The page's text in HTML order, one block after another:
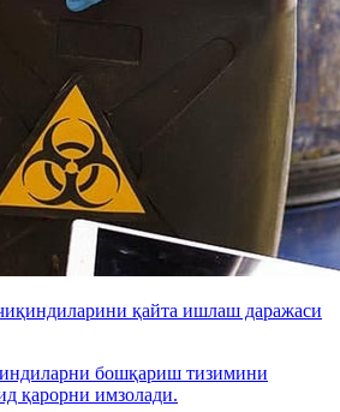
қайта ишлаш даражаси
бошқариш тизимини
қарорни имзолади.